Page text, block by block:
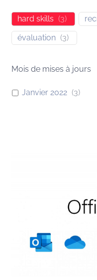
hard skills (3)
évaluation (3)
Mois de mises à jours
Janvier 2022 (3)